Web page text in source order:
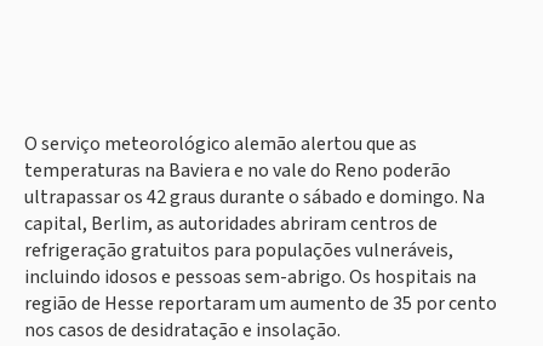
O serviço meteorológico alemão alertou que as
temperaturas na Baviera e no vale do Reno poderão
ultrapassar os 42 graus durante o sábado e domingo. Na
capital, Berlim, as autoridades abriram centros de
refrigeração gratuitos para populações vulneráveis,
incluindo idosos e pessoas sem-abrigo. Os hospitais na
região de Hesse reportaram um aumento de 35 por cento
nos casos de desidratação e insolação.